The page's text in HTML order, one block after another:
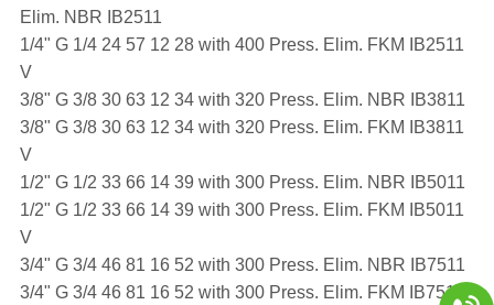
Elim. NBR IB2511
1/4" G 1/4 24 57 12 28 with 400 Press. Elim. FKM IB2511
V
3/8" G 3/8 30 63 12 34 with 320 Press. Elim. NBR IB3811
3/8" G 3/8 30 63 12 34 with 320 Press. Elim. FKM IB3811
V
1/2" G 1/2 33 66 14 39 with 300 Press. Elim. NBR IB5011
1/2" G 1/2 33 66 14 39 with 300 Press. Elim. FKM IB5011
V
3/4" G 3/4 46 81 16 52 with 300 Press. Elim. NBR IB7511
3/4" G 3/4 46 81 16 52 with 300 Press. Elim. FKM IB7511